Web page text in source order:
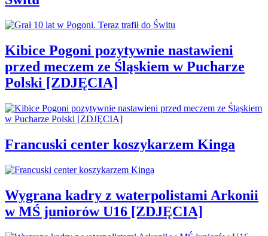
Kibice Pogoni pozytywnie nastawieni
przed meczem ze Śląskiem w Pucharze
Polski [ZDJĘCIA]
Francuski center koszykarzem Kinga
Wygrana kadry z waterpolistami Arkonii
w MŚ juniorów U16 [ZDJĘCIA]